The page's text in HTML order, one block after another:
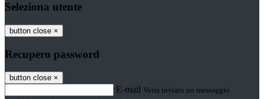
Seleziona utente
button close ×
Recupero password
button close ×
E-mail Verrà inviato un messaggio